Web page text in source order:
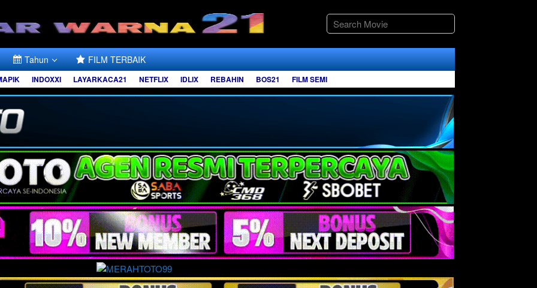
Tahun FILM TERBAIK
INDOXXI LAYARKACA21 NETFLIX IDLIX REBAHIN BOS21 FILM SEMI